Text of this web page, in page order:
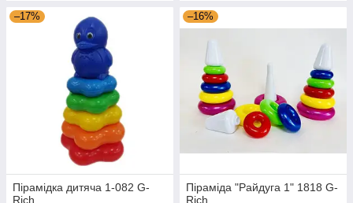
–17%
Пірамідка дитяча 1-082 G-
Rich
–16%
Піраміда "Райдуга 1" 1818 G-
Rich